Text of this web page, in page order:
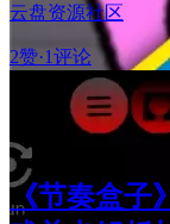
云盘资源社区
2赞·1评论
《节奏盒子